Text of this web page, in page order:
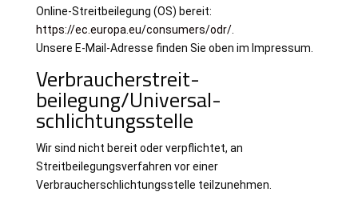
Online-Streitbeilegung (OS) bereit:
https://ec.europa.eu/consumers/odr/.
Unsere E-Mail-Adresse finden Sie oben im Impressum.
Verbraucher­streit­
beilegung/Universal­
schlichtungs­stelle
Wir sind nicht bereit oder verpflichtet, an
Streitbeilegungsverfahren vor einer
Verbraucherschlichtungsstelle teilzunehmen.